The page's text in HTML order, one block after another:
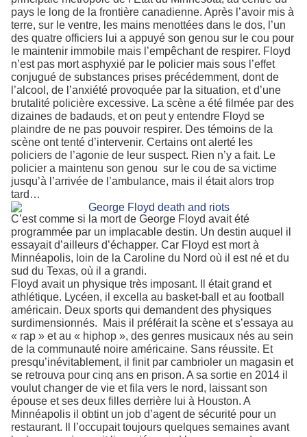
pays le long de la frontière canadienne. Après l’avoir mis à
terre, sur le ventre, les mains menottées dans le dos, l’un
des quatre officiers lui a appuyé son genou sur le cou pour
le maintenir immobile mais l’empêchant de respirer. Floyd
n’est pas mort asphyxié par le policier mais sous l’effet
conjugué de substances prises précédemment, dont de
l’alcool, de l’anxiété provoquée par la situation, et d’une
brutalité policière excessive. La scène a été filmée par des
dizaines de badauds, et on peut y entendre Floyd se
plaindre de ne pas pouvoir respirer. Des témoins de la
scène ont tenté d’intervenir. Certains ont alerté les
policiers de l’agonie de leur suspect. Rien n’y a fait. Le
policier a maintenu son genou sur le cou de sa victime
jusqu’à l’arrivée de l’ambulance, mais il était alors trop
tard…
C’est comme si la mort de George Floyd avait été
programmée par un implacable destin. Un destin auquel il
essayait d’ailleurs d’échapper. Car Floyd est mort à
Minnéapolis, loin de la Caroline du Nord où il est né et du
sud du Texas, où il a grandi.
Floyd avait un physique très imposant. Il était grand et
athlétique. Lycéen, il excella au basket-ball et au football
américain. Deux sports qui demandent des physiques
surdimensionnés.
Mais il préférait la scène et s’essaya au
« rap » et au « hiphop », des genres musicaux nés au sein
de la communauté noire américaine. Sans réussite. Et
presqu’inévitablement, il finit par cambrioler un magasin et
se retrouva pour cinq ans en prison. A sa sortie en 2014 il
voulut changer de vie et fila vers le nord, laissant son
épouse et ses deux filles derrière lui à Houston. A
Minnéapolis il obtint un job d’agent de sécurité pour un
restaurant. Il l’occupait toujours quelques semaines avant